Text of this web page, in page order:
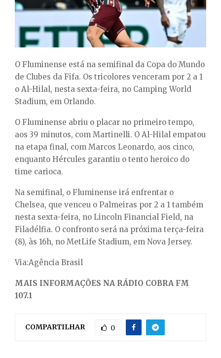
O Fluminense está na semifinal da Copa do Mundo
de Clubes da Fifa. Os tricolores venceram por 2 a 1
o Al-Hilal, nesta sexta-feira, no Camping World
Stadium, em Orlando.
O Fluminense abriu o placar no primeiro tempo,
aos 39 minutos, com Martinelli. O Al-Hilal empatou
na etapa final, com Marcos Leonardo, aos cinco,
enquanto Hércules garantiu o tento heroico do
time carioca.
Na semifinal, o Fluminense irá enfrentar o
Chelsea, que venceu o Palmeiras por 2 a 1 também
nesta sexta-feira, no Lincoln Financial Field, na
Filadélfia. O confronto será na próxima terça-feira
(8), às 16h, no MetLife Stadium, em Nova Jersey.
Via:Agência Brasil
MAIS INFORMAÇÕES NA RÁDIO COBRA FM
107.1
COMPARTILHAR 0